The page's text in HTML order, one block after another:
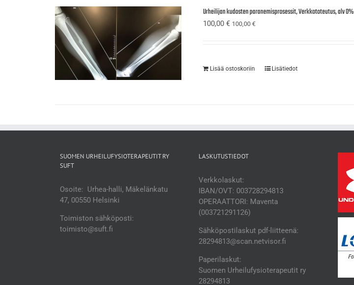
Urheilijan kudosten paranemisprosessit, Verkkototeutus, alv 0%
100,00€ 100,00€
Lisää ostoskoriin Lisätiedot
SUOMEN URHEILUFYSIOTERAPEUTIT RY
SUFT
Osoite: Urhea-halli, Mäkelänkatu
47, 00550 Helsinki
Toimiston sähköposti:
toimisto@suft.fi
LASKUTUSTIEDOT
Verkkolaskut:
IBAN/OVT: 003728294813
OPERAATTORI: Maventa
(003721291126)
Sähköpostilaskut pdf-liitteenä:
28294813@scan.netvisor.fi
Paperilaskut:
Suomen Urheilufysioterapeutit ry
28294813